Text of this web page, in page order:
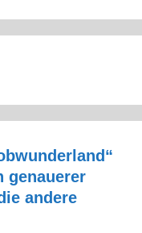
genauerer
andere